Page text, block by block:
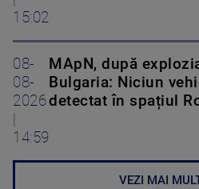
15:02
08-
08-
2026
14:59
MApN, după
Bulgaria: Niciun
detectat în spațiul
VEZI MAI